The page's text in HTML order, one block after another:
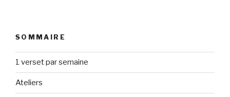
SOMMAIRE
1 verset par semaine
Ateliers